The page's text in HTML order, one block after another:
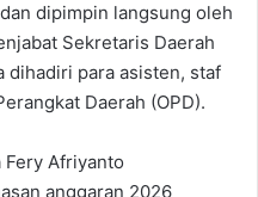
dipimpin langsung oleh
Sekretaris Daerah
dihadiri para asisten, staf
Daerah (OPD).
Fery Afriyanto
anggaran 2026